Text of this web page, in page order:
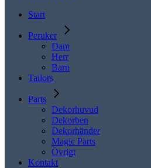
Start
Peruker
Dam
Herr
Barn
Tailors
Parts
Dekorhuvud
Dekorben
Dekorhänder
Magic Parts
Övrigt
Kontakt